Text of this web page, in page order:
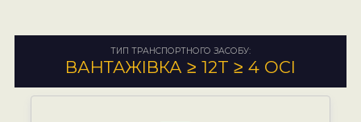
ТИП ТРАНСПОРТНОГО ЗАСОБУ:
ВАНТАЖІВКА ≥ 12T ≥ 4 ОСІ